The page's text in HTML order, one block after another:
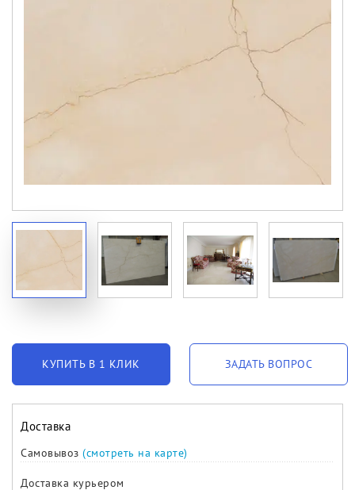
КУПИТЬ В 1 КЛИК ЗАДАТЬ ВОПРОС
Доставка
Самовывоз (смотреть на карте)
Доставка курьером